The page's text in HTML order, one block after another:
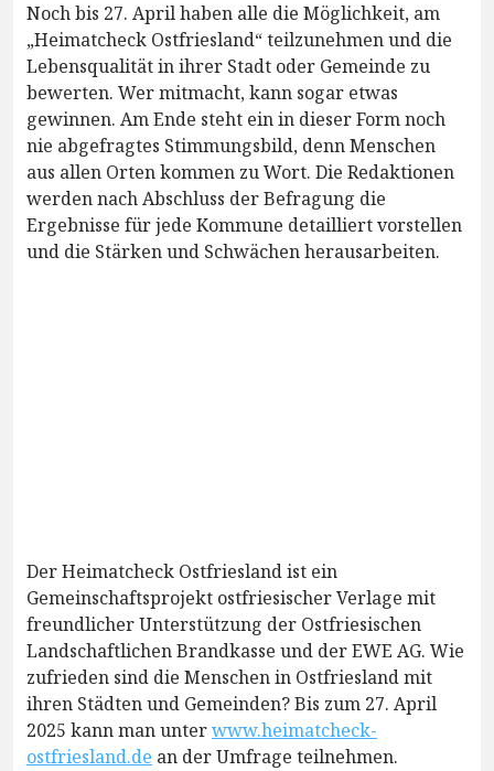
Noch bis 27. April haben alle die Möglichkeit, am
„Heimatcheck Ostfriesland“ teilzunehmen und die
Lebensqualität in ihrer Stadt oder Gemeinde zu
bewerten. Wer mitmacht, kann sogar etwas
gewinnen. Am Ende steht ein in dieser Form noch
nie abgefragtes Stimmungsbild, denn Menschen
aus allen Orten kommen zu Wort. Die Redaktionen
werden nach Abschluss der Befragung die
Ergebnisse für jede Kommune detailliert vorstellen
und die Stärken und Schwächen herausarbeiten.
Der Heimatcheck Ostfriesland ist ein
Gemeinschaftsprojekt ostfriesischer Verlage mit
freundlicher Unterstützung der Ostfriesischen
Landschaftlichen Brandkasse und der EWE AG. Wie
zufrieden sind die Menschen in Ostfriesland mit
ihren Städten und Gemeinden? Bis zum 27. April
2025 kann man unterwww.heimatcheck-
ostfriesland.de an der Umfrage teilnehmen.